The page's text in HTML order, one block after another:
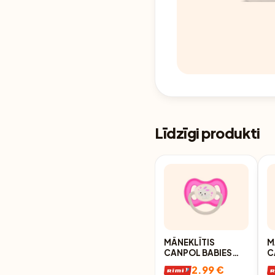
Līdzīgi produkti
MĀNEKLĪTIS
CANPOL BABIES
2.99 €